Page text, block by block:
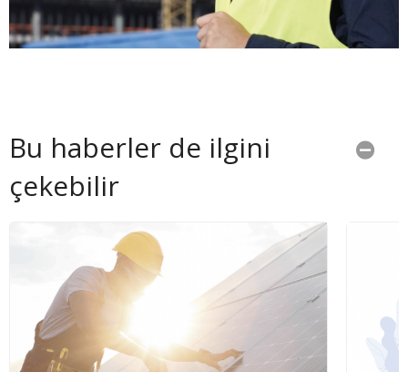
Bu haberler de ilgini
çekebilir